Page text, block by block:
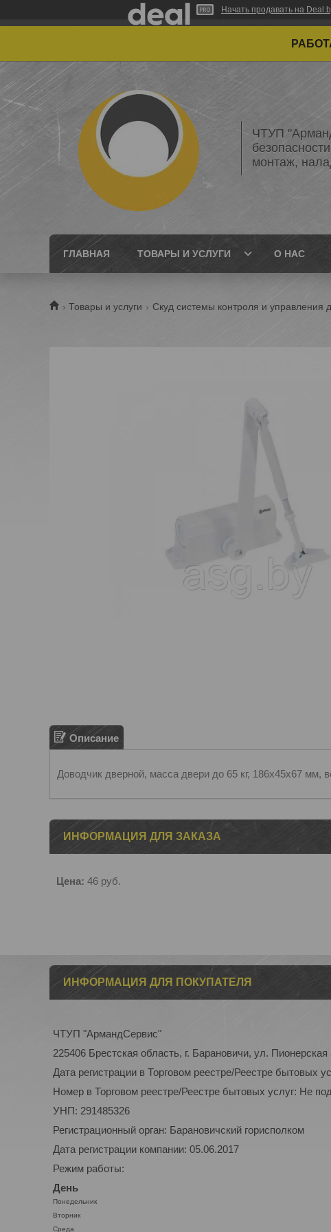
Начать продавать на
ЧТУП
монтаж,
ГЛАВНАЯ ТОВАРЫ И УСЛУГИ О НАС
Товары и услуги Скуд системы контроля и управления
Описание
Доводчик дверной, масса двери до 65 кг, 186х45х67 мм,
ИНФОРМАЦИЯ ДЛЯ ЗАКАЗА
Цена: 46 руб.
ИНФОРМАЦИЯ ДЛЯ ПОКУПАТЕЛЯ
ЧТУП "АрмандСервис"
225406 Брестская область, г. Барановичи, ул.
Дата регистрации в Торговом реестре/Реестре бытовых
Номер в Торговом реестре/Реестре бытовых услуг: Не
УНП: 291485326
Регистрационный орган: Барановичский горисполком
Дата регистрации компании: 05.06.2017
Режим работы:
День
Понедельник
Вторник
Среда